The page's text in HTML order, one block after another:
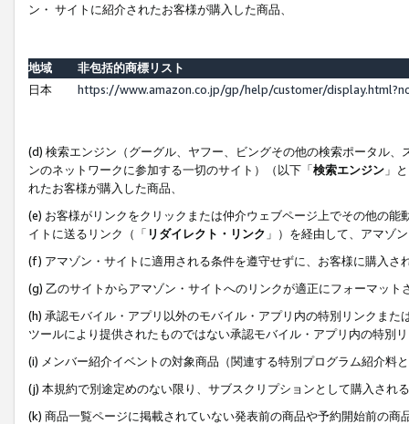
ン・ サイトに紹介されたお客様が購入した商品、
地域
非包括的商標リスト
日本
https://www.amazon.co.jp/gp/help/customer/
(d) 検索エンジン（グーグル、ヤフー、ビングその他の検索ポータル
ンのネットワークに参加する一切のサイト）（以下「検索エンジン 」
れたお客様が購入した商品、
(e) お客様がリンクをクリックまたは仲介ウェブページ上でその他の
イトに送るリンク（「 リダイレクト・リンク 」）を経由して、アマゾ
(f) アマゾン・サイトに適用される条件を遵守せずに、お客様に購入さ
(g) 乙のサイトからアマゾン・サイトへのリンクが適正にフォーマッ
(h) 承認モバイル・アプリ以外のモバイル・アプリ内の特別リンクま
ツールにより提供されたものではない承認モバイル・アプリ内の特別
(i) メンバー紹介イベントの対象商品（関連する特別プログラム紹介料
(j) 本規約で別途定めのない限り、サブスクリプションとして購入され
(k) 商品一覧ページに掲載されていない発表前の商品や予約開始前の商